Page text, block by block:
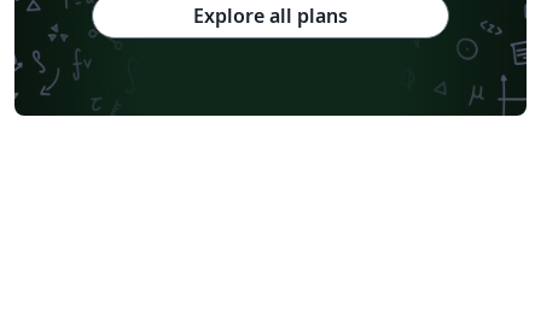
Explore all plans